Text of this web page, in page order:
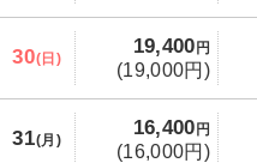
30(日)
19,400 円
(19,000円)
31(月)
16,400 円
(16,000円)